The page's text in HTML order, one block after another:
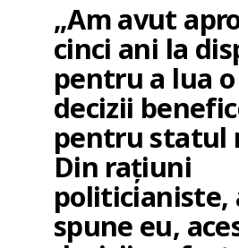
„Am avut
cinci ani la
pentru a lua
decizii
pentru statul
Din rațiuni
politicianiste,
spune eu,